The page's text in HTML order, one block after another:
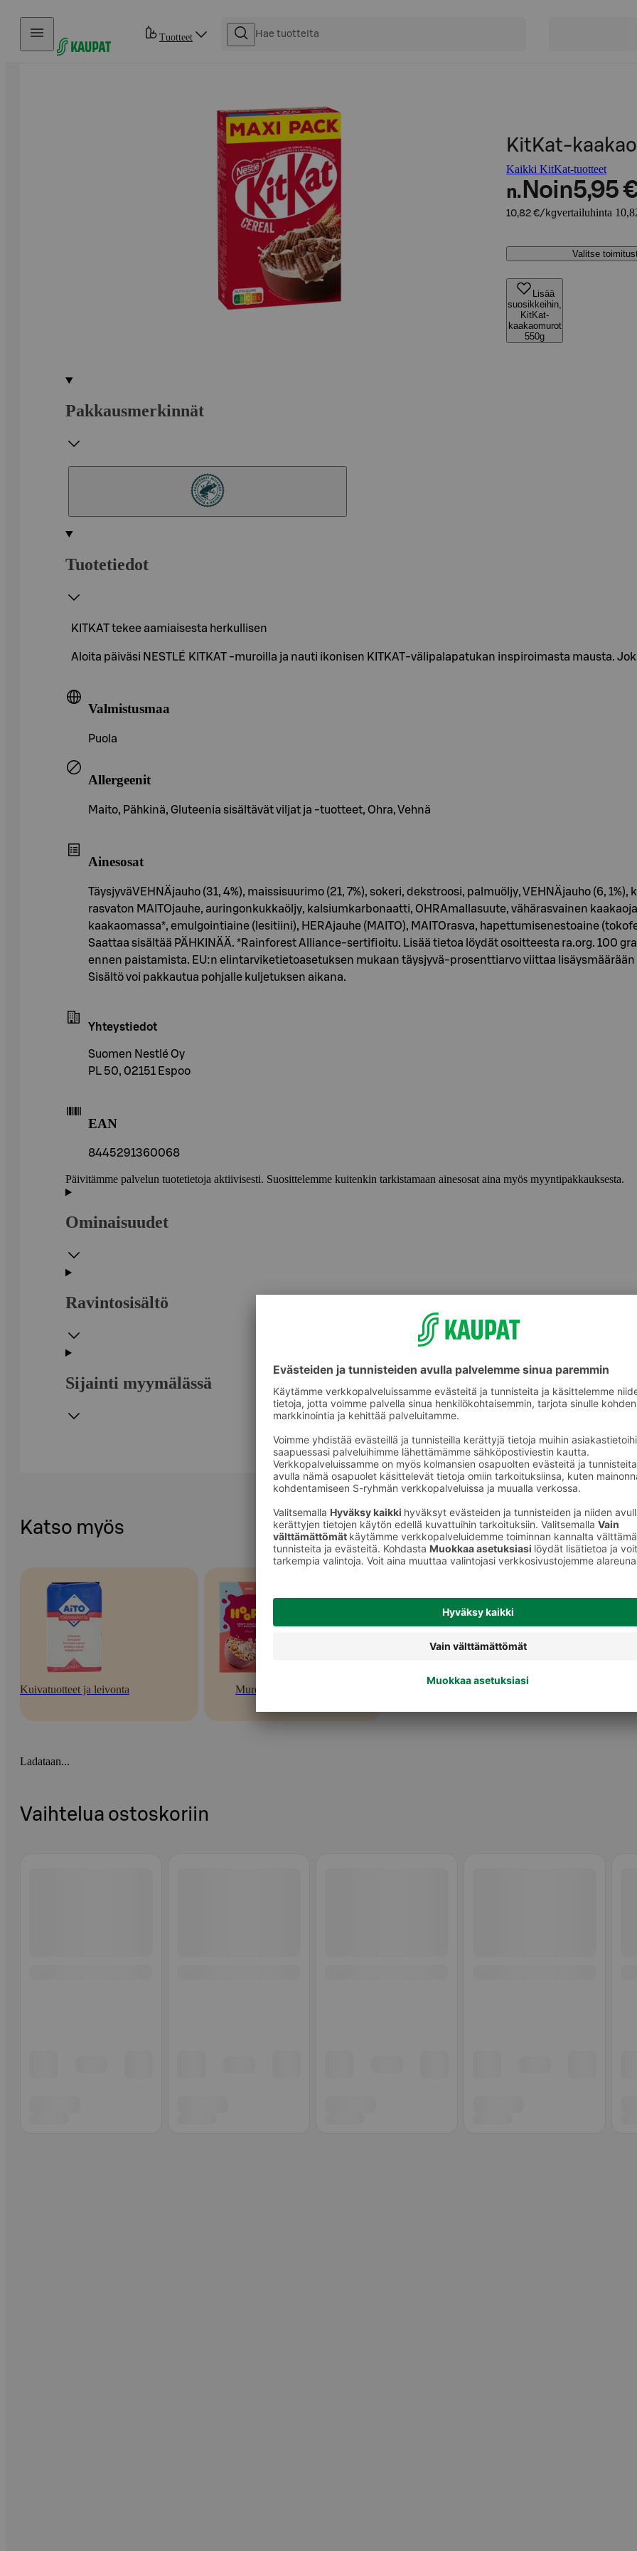
Hyppää sisältöön
Tuotteet
KitKat-
Kaikki KitKat-tuotteet
n. Noin5,95
10,82 €/kgvertailuhinta
Valitse
Lisää
suosikkeihin,
KitKat-
kaakaomurot
550g
Pakkausmerkinnät
Tuotetiedot
KITKAT tekee aamiaisesta herkullisen
Aloita päiväsi NESTLÉ KITKAT -muroilla ja nauti ikonisen KITKAT-välipalapatukan inspiroimasta mausta.
Valmistusmaa
Puola
Allergeenit
Maito, Pähkinä, Gluteenia sisältävät viljat ja -tuotteet, Ohra, Vehnä
Ainesosat
TäysjyväVEHNÄjauho (31, 4%), maissisuurimo (21, 7%), sokeri, dekstroosi, palmuöljy, VEHNÄjauho (6,
rasvaton MAITOjauhe, auringonkukkaöljy, kalsiumkarbonaatti, OHRAmallasuute, vähärasvainen
kaakaomassa*, emulgointiaine (lesitiini), HERAjauhe (MAITO), MAITOrasva, hapettumisenestoaine
Saattaa sisältää PÄHKINÄÄ. *Rainforest Alliance-sertifioitu. Lisää tietoa löydät osoitteesta ra.org. 100
ennen paistamista. EU:n elintarviketietoasetuksen mukaan täysjyvä-prosenttiarvo viittaa
Sisältö voi pakkautua pohjalle kuljetuksen aikana.
Yhteystiedot
Suomen Nestlé Oy
PL 50, 02151 Espoo
EAN
8445291360068
Päivitämme palvelun tuotetietoja aktiivisesti. Suosittelemme kuitenkin tarkistamaan ainesosat aina myös myyntipakkauksesta.
Ominaisuudet
Ravintosisältö
Sijainti myymälässä
Katso myös
Kuivatuotteet ja leivonta Murot
Ladataan...
Vaihtelua ostoskoriin